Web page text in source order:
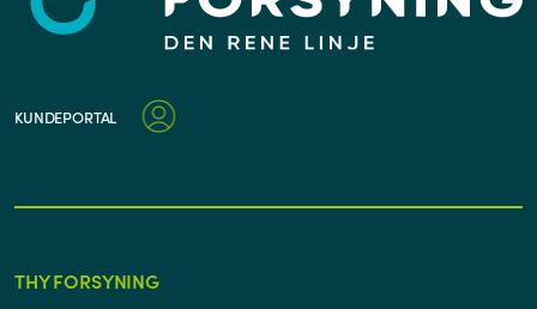
KUNDEPORTAL
THY FORSYNING